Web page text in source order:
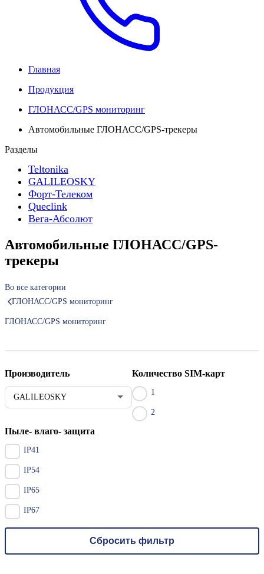
Главная
Продукция
ГЛОНАСС/GPS мониторинг
Автомобильные ГЛОНАСС/GPS-трекеры
Разделы
Teltonika
GALILEOSKY
Форт-Телеком
Queclink
Вега-Абсолют
Автомобильные ГЛОНАСС/GPS-
трекеры
Во все категории
ГЛОНАСС/GPS мониторинг
ГЛОНАСС/GPS мониторинг
Производитель
GALILEOSKY
Количество SIM-карт
1
2
Пыле- влаго- защита
IP41
IP54
IP65
IP67